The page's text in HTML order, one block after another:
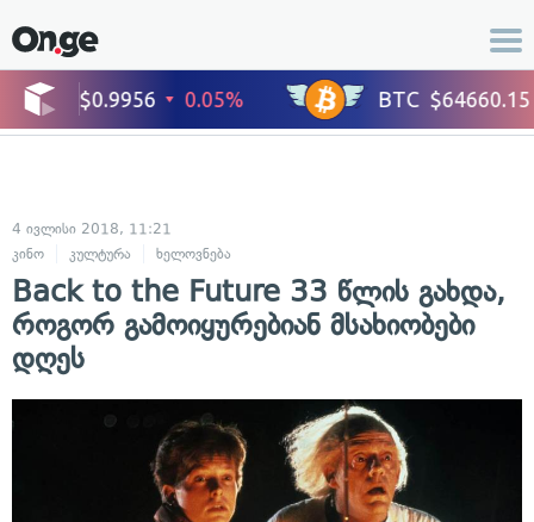
4 ივლისი 2018, 11:21
კინო
კულტურა ხელოვნება
Back to the Future 33 წლის გახდა,
როგორ გამოიყურებიან მსახიობები
დღეს